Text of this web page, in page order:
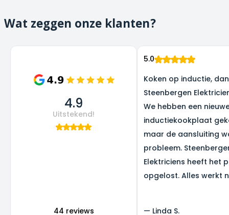
Wat zeggen onze klanten?
4.9
Uitstekend!
44 reviews
5.0
Koken op inductie,
Steenbergen
We hebben een
inductiekookplaat
maar de aansluiting
probleem.
Elektriciens heeft het
opgelost. Alles werkt
— Linda S.